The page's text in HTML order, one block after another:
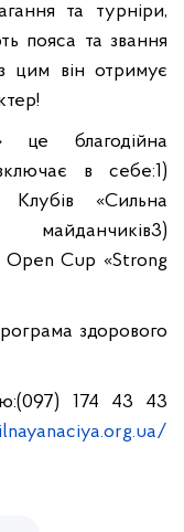
та турніри,
пояса та звання
він отримує
це благодійна
в себе:1)
Клубів «Сильна
3)
Open Cup «Strong
здорового
(097) 174 43 43